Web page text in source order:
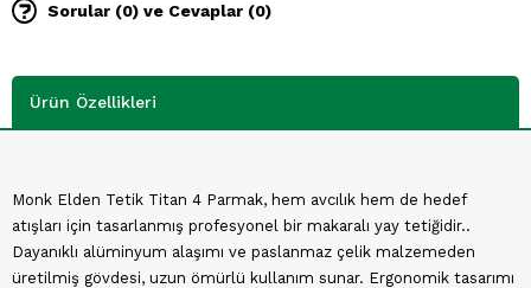
Sorular (0) ve Cevaplar (0)
Ürün Özellikleri
Monk Elden Tetik Titan 4 Parmak, hem avcılık hem de hedef
atışları için tasarlanmış profesyonel bir makaralı yay tetiğidir..
Dayanıklı alüminyum alaşımı ve paslanmaz çelik malzemeden
üretilmiş gövdesi, uzun ömürlü kullanım sunar. Ergonomik tasarımı